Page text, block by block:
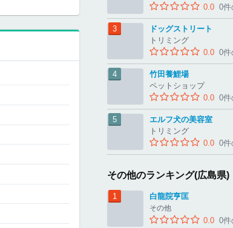
0.0 0件
ドッグストリート
トリミング
0.0 0件
竹田養鯉場
ペットショップ
0.0 0件
エルフ犬の美容室
トリミング
0.0 0件
その他のランキング(広島県)
白龍院亨匡
その他
0.0 0件